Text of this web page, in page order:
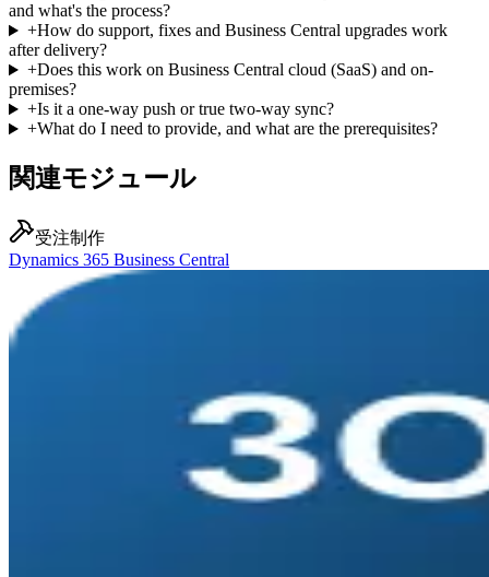
and what's the process?
+How do support, fixes and Business Central upgrades work
after delivery?
+Does this work on Business Central cloud (SaaS) and on-
premises?
+Is it a one-way push or true two-way sync?
+What do I need to provide, and what are the prerequisites?
関連モジュール
受注制作
Dynamics 365 Business Central